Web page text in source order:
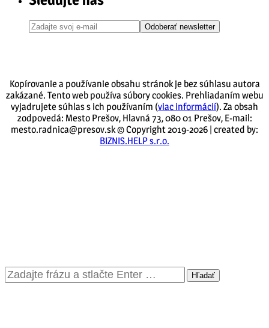
Odoberať newsletter
Kopírovanie a používanie obsahu stránok je bez súhlasu autora
zakázané. Tento web používa súbory cookies. Prehliadaním webu
vyjadrujete súhlas s ich používaním (viac informácií). Za obsah
zodpovedá: Mesto Prešov, Hlavná 73, 080 01 Prešov, E-mail:
mesto.radnica@presov.sk © Copyright 2019-2026 | created by:
BIZNIS.HELP s.r.o.